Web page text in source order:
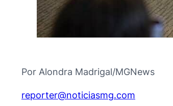
Por Alondra Madrigal/MGNews
moc.gmsaiciton
@retroper